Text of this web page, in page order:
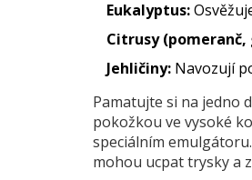
Eukalyptus:
Citrusy
Jehličiny: Navozují
Pamatujte si na jedno
pokožkou ve vysoké
speciálním
mohou ucpat trysky a